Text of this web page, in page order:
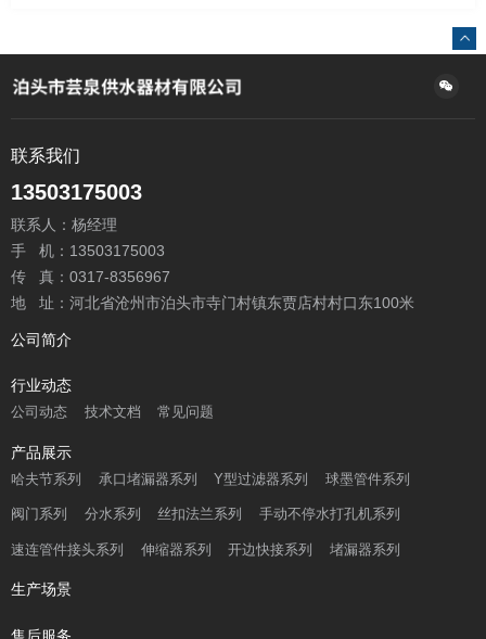
联系我们
13503175003
联系人：杨经理
手 机：13503175003
传 真：0317-8356967
地 址：河北省沧州市泊头市寺门村镇东贾店村村口东100米
公司简介
行业动态
公司动态 技术文档 常见问题
产品展示
哈夫节系列 承口堵漏器系列 Y型过滤器系列 球墨管件系列
阀门系列 分水系列 丝扣法兰系列 手动不停水打孔机系列
速连管件接头系列 伸缩器系列 开边快接系列 堵漏器系列
生产场景